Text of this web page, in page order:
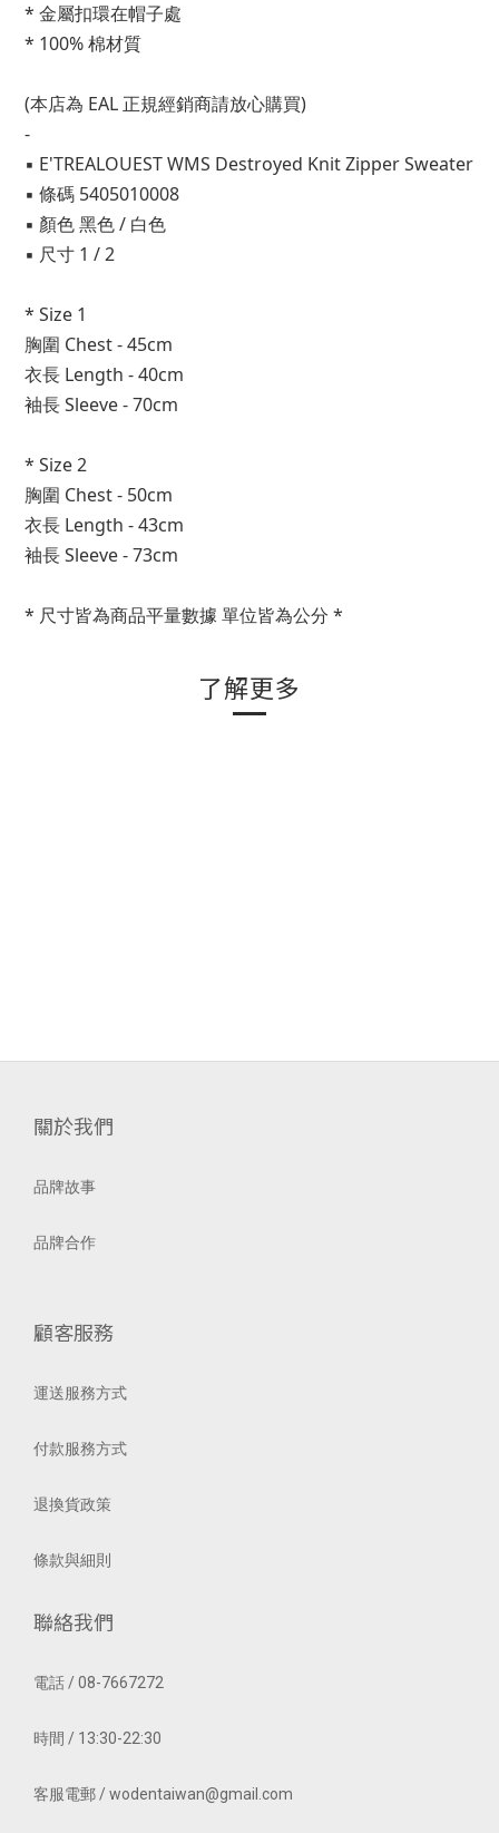
* 金屬扣環在帽子處
* 100% 棉材質
(本店為 EAL 正規經銷商請放心購買)
-
▪ E'TREALOUEST WMS Destroyed Knit Zipper Sweater
▪ 條碼 5405010008
▪ 顏色 黑色 / 白色
▪ 尺寸 1 / 2
* Size 1
胸圍 Chest - 45cm
衣長 Length - 40cm
袖長 Sleeve - 70cm
* Size 2
胸圍 Chest - 50cm
衣長 Length - 43cm
袖長 Sleeve - 73cm
* 尺寸皆為商品平量數據 單位皆為公分 *
了解更多
關於我們
品牌故事
品牌合作
顧客服務
運送服務方式
付款服務方式
退換貨政策
條款與細則
聯絡我們
電話 / 08-7667272
時間 / 13:30-22:30
客服電郵 / wodentaiwan@gmail.com